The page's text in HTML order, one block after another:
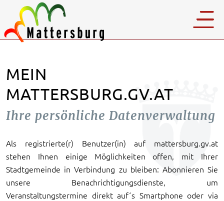
MEIN
MATTERSBURG.GV.AT
Ihre persönliche Datenverwaltung
Als registrierte(r) Benutzer(in) auf mattersburg.gv.at
stehen Ihnen einige Möglichkeiten offen, mit Ihrer
Stadtgemeinde in Verbindung zu bleiben: Abonnieren Sie
unsere Benachrichtigungsdienste, um
Veranstaltungstermine direkt auf´s Smartphone oder via